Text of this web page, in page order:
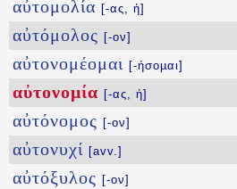
αὐτομολία [-ας, ἡ]
αὐτόμολος [-ον]
αὐτονομέομαι [-ήσοµαι]
αὐτονομία [-ας, ἡ]
αὐτόνομος [-ον]
αὐτονυχί [avv.]
αὐτόξυλος [-ον]